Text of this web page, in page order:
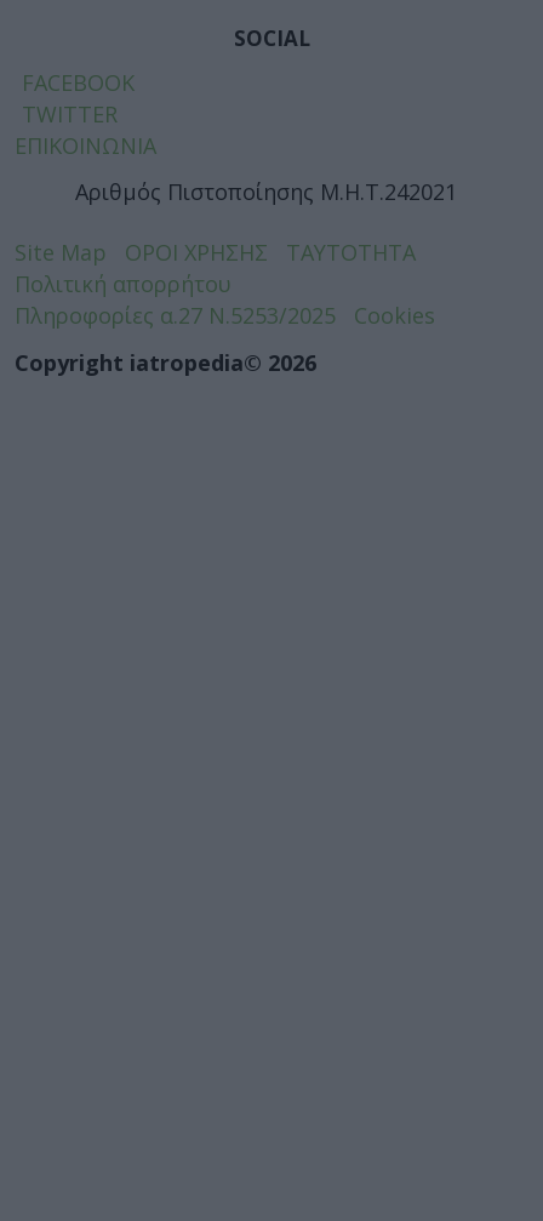
SOCIAL
FACEBOOK
TWITTER
ΕΠΙΚΟΙΝΩΝΙΑ
Αριθμός Πιστοποίησης Μ.Η.Τ.242021
Site Map ΟΡΟΙ ΧΡΗΣΗΣ
ΤΑΥΤΟΤΗΤΑ
Πολιτική απορρήτου
Πληροφορίες α.27 Ν.5253/2025
Cookies
Copyright iatropedia© 2026